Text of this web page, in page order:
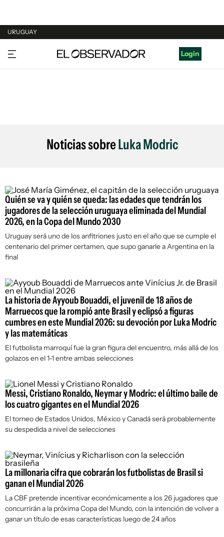
URUGUAY
URUGUAY
ARGENTINA
Login
Noticias sobreLuka Modric
Quién se va y quién se queda: las edades que tendrán los
jugadores de la selección uruguaya eliminada del Mundial
2026, en la Copa del Mundo 2030
Uruguay será uno de los anfitriones justo en el año que se cumple el
centenario del primer certamen, que supo ganarle a Argentina en la
final
La historia de Ayyoub Bouaddi, el juvenil de 18 años de
Marruecos que la rompió ante Brasil y eclipsó a figuras
cumbres en este Mundial 2026: su devoción por Luka Modric
y las matemáticas
El futbolista marroquí fue la gran figura del encuentro, más allá de los
golazos en el 1-1 entre ambas selecciones
Messi, Cristiano Ronaldo, Neymar y Modric: el último baile de
los cuatro gigantes en el Mundial 2026
El torneo de Estados Unidos, México y Canadá será probablemente
su despedida a nivel de selecciones
La millonaria cifra que cobrarán los futbolistas de Brasil si
ganan el Mundial 2026
La CBF pretende incentivar económicamente a los 26 jugadores que
concurrirán a la próxima Copa del Mundo, con la intención de volver a
ganar un título de esas características luego de 24 años